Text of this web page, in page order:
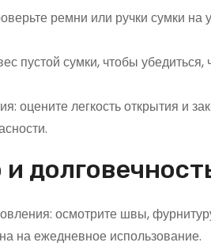
ремни или ручки сумки
пустой сумки, чтобы
оцените легкость открытия и
осмотрите швы,
на ежедневное использование.